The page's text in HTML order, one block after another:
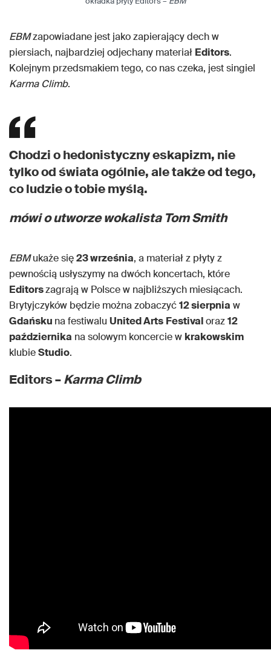
EBMzapowiadane jest jako zapierający dech w
piersiach, najbardziej odjechany materiał Editors.
Kolejnym przedsmakiem tego, co nas czeka, jest singiel
Karma Climb.
Chodzi o hedonistyczny eskapizm, nie
tylko od świata ogólnie, ale także od tego,
co ludzie o tobie myślą.
mówi o utworze wokalista Tom Smith
EBMukaże się23 września, a materiał z płyty z
pewnością usłyszymy na dwóch koncertach, które
Editorszagrają w Polsce w najbliższych miesiącach.
Brytyjczyków będzie można zobaczyć12 sierpnia w
Gdańsku na festiwalu United Arts Festivaloraz12
października na solowym koncercie w krakowskim
klubieStudio.
Editors –Karma Climb